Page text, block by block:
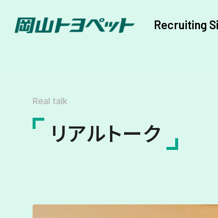
Recruiting
Real talk
リアルトーク